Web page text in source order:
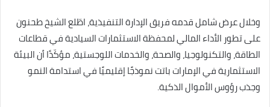
وخلال عرض شامل قدمه فريق الإدارة التنفيذية، اطّلع الشيخ طحنون
على تطور الأداء المالي لمحفظة الاستثمارات السيادية في قطاعات
الطاقة، والتكنولوجيا، والصحة، والخدمات اللوجستية، مؤكّدًا أن البيئة
الاستثمارية في الإمارات باتت نموذجًا إقليميًا في استدامة النمو
وجذب رؤوس الأموال الذكية.